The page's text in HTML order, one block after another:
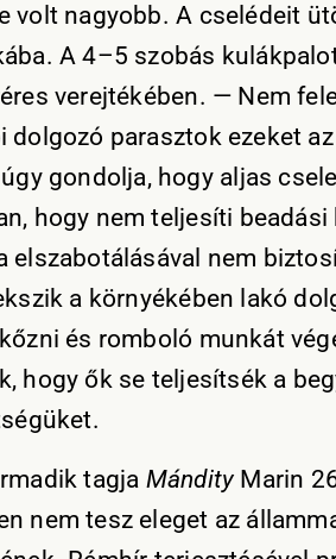
volt nagyobb. A cselédeit
A 4–5 szobás
verejtékében. — Nem
dolgozó parasztok ezeket
gondolja, hogy aljas
hogy nem teljesíti
elszabotálásával nem
a környékében lakó
és romboló munkát
hogy ők se teljesítsék a
tagja Mándity Marin
nem tesz eleget az